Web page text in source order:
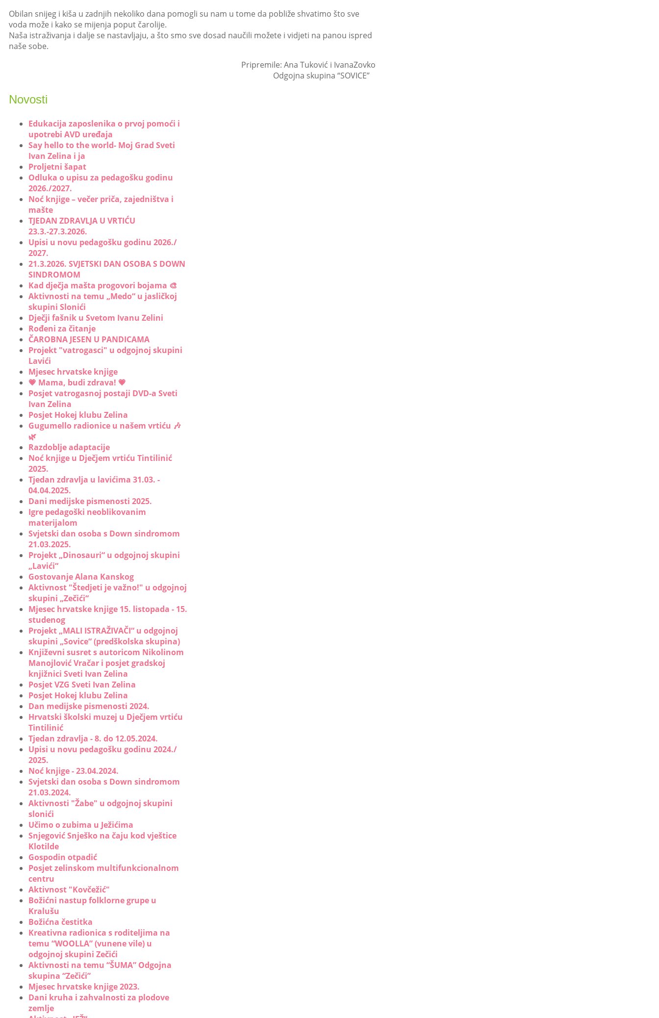
Obilan snijeg i kiša u zadnjih nekoliko dana pomogli su nam u tome da pobliže shvatimo što sve
voda može i kako se mijenja poput čarolije.
Naša istraživanja i dalje se nastavljaju, a što smo sve dosad naučili možete i vidjeti na panou ispred
naše sobe.
Pripremile: Ana Tuković i IvanaZovko
Odgojna skupina “SOVICE”
Novosti
Edukacija zaposlenika o prvoj pomoći i
upotrebi AVD uređaja
Say hello to the world- Moj Grad Sveti
Ivan Zelina i ja
Proljetni šapat
Odluka o upisu za pedagošku godinu
2026./2027.
Noć knjige – večer priča, zajedništva i
mašte
TJEDAN ZDRAVLJA U VRTIĆU
23.3.-27.3.2026.
Upisi u novu pedagošku godinu 2026./
2027.
21.3.2026. SVJETSKI DAN OSOBA S DOWN
SINDROMOM
Kad dječja mašta progovori bojama 🎨
Aktivnosti na temu „Medo“ u jasličkoj
skupini Slonići
Dječji fašnik u Svetom Ivanu Zelini
Rođeni za čitanje
ČAROBNA JESEN U PANDICAMA
Projekt "vatrogasci" u odgojnoj skupini
Lavići
Mjesec hrvatske knjige
💗 Mama, budi zdrava! 💗
Posjet vatrogasnoj postaji DVD-a Sveti
Ivan Zelina
Posjet Hokej klubu Zelina
Gugumello radionice u našem vrtiću 🎶
🌿
Razdoblje adaptacije
Noć knjige u Dječjem vrtiću Tintilinić
2025.
Tjedan zdravlja u lavićima 31.03. -
04.04.2025.
Dani medijske pismenosti 2025.
Igre pedagoški neoblikovanim
materijalom
Svjetski dan osoba s Down sindromom
21.03.2025.
Projekt „Dinosauri“ u odgojnoj skupini
„Lavići“
Gostovanje Alana Kanskog
Aktivnost "Štedjeti je važno!" u odgojnoj
skupini „Zečići“
Mjesec hrvatske knjige 15. listopada - 15.
studenog
Projekt „MALI ISTRAŽIVAČI“ u odgojnoj
skupini „Sovice“ (predškolska skupina)
Književni susret s autoricom Nikolinom
Manojlović Vračar i posjet gradskoj
knjižnici Sveti Ivan Zelina
Posjet VZG Sveti Ivan Zelina
Posjet Hokej klubu Zelina
Dan medijske pismenosti 2024.
Hrvatski školski muzej u Dječjem vrtiću
Tintilinić
Tjedan zdravlja - 8. do 12.05.2024.
Upisi u novu pedagošku godinu 2024./
2025.
Noć knjige - 23.04.2024.
Svjetski dan osoba s Down sindromom
21.03.2024.
Aktivnosti "Žabe" u odgojnoj skupini
slonići
Učimo o zubima u Ježićima
Snjegović Snješko na čaju kod vještice
Klotilde
Gospodin otpadić
Posjet zelinskom multifunkcionalnom
centru
Aktivnost "Kovčežić"
Božićni nastup folklorne grupe u
Kralušu
Božićna čestitka
Kreativna radionica s roditeljima na
temu “WOOLLA” (vunene vile) u
odgojnoj skupini Zečići
Aktivnosti na temu “ŠUMA” Odgojna
skupina “Zečići”
Mjesec hrvatske knjige 2023.
Dani kruha i zahvalnosti za plodove
zemlje